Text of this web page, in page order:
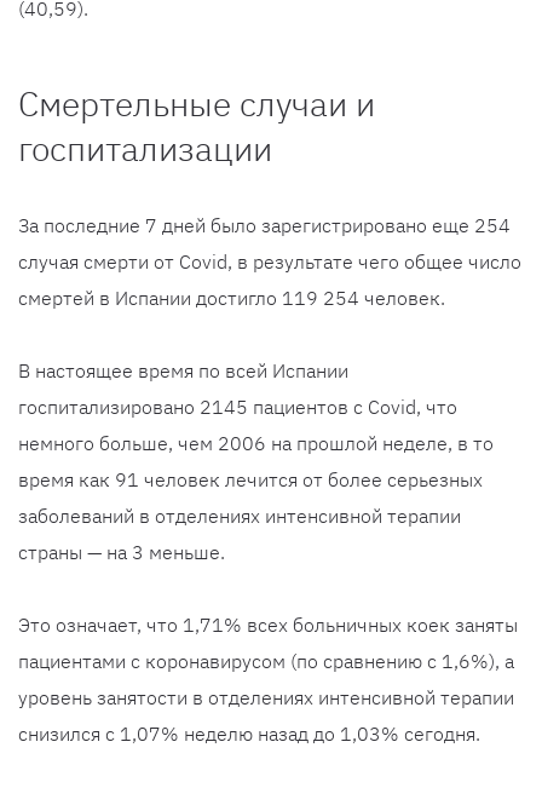
(40,59).
Смертельные случаи и
госпитализации
За последние 7 дней было зарегистрировано еще 254
случая смерти от Covid, в результате чего общее число
смертей в Испании достигло 119 254 человек.
В настоящее время по всей Испании
госпитализировано 2145 пациентов с Covid, что
немного больше, чем 2006 на прошлой неделе, в то
время как 91 человек лечится от более серьезных
заболеваний в отделениях интенсивной терапии
страны — на 3 меньше.
Это означает, что 1,71% всех больничных коек заняты
пациентами с коронавирусом (по сравнению с 1,6%), а
уровень занятости в отделениях интенсивной терапии
снизился с 1,07% неделю назад до 1,03% сегодня.